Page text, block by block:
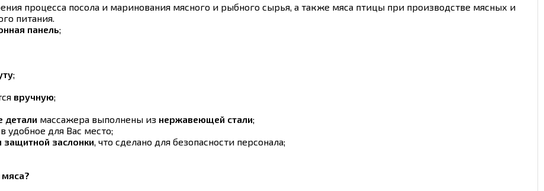
процесса посола и маринования мясного и рыбного сырья, а также мяса птицы при производстве мясных и
питания.
панель;
;
вручную;
детали массажера выполнены из нержавеющей стали;
удобное для Вас место;
заслонки , что сделано для безопасности персонала;